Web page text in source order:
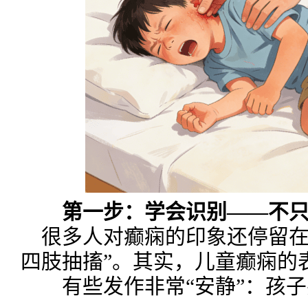
第一步：学会识别——不只
很多人对癫痫的印象还停留
四肢抽搐”。其实，儿童癫痫的
有些发作非常“安静”：孩子